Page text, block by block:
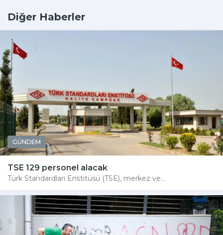
Diğer Haberler
GÜNDEM
TSE 129 personel alacak
Türk Standardları Enstitüsü (TSE), merkez ve...